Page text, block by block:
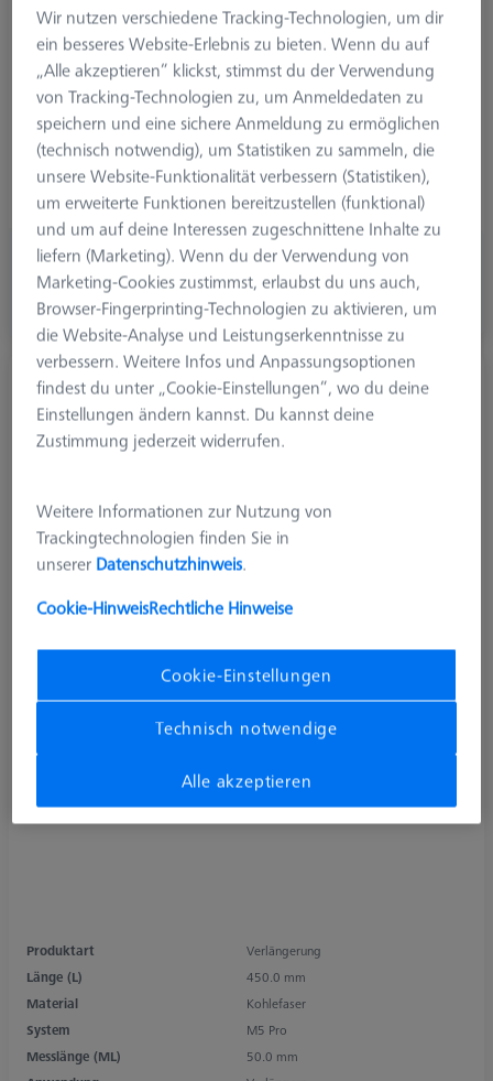
Material
Kohlefaser
System
M5 Pro
Messlänge (ML)
85.0 mm
Anwendung
Verlängern
Ø Grundkörper (DG)
20.0 mm
Breite (B)
11.0 mm
Gewicht
95.0 g
System Out
Kegelaufnahme
CHF 470.00
zzgl. USt.
Auf Bestellung hergestellt
Verlängerung abgesetzt M5 Pro-DG20-L450-
1x-CR
626107-4450-050
Produktart
Verlängerung
Länge (L)
450.0 mm
Material
Kohlefaser
System
M5 Pro
Messlänge (ML)
50.0 mm
Wir nutzen verschiedene Tracking-Technologien, um dir
ein besseres Website-Erlebnis zu bieten. Wenn du auf
„Alle akzeptieren“ klickst, stimmst du der Verwendung
von Tracking-Technologien zu, um Anmeldedaten zu
speichern und eine sichere Anmeldung zu ermöglichen
(technisch notwendig), um Statistiken zu sammeln, die
unsere Website-Funktionalität verbessern (Statistiken),
um erweiterte Funktionen bereitzustellen (funktional)
und um auf deine Interessen zugeschnittene Inhalte zu
liefern (Marketing). Wenn du der Verwendung von
Marketing-Cookies zustimmst, erlaubst du uns auch,
Browser-Fingerprinting-Technologien zu aktivieren, um
die Website-Analyse und Leistungserkenntnisse zu
verbessern. Weitere Infos und Anpassungsoptionen
findest du unter „Cookie-Einstellungen“, wo du deine
Einstellungen ändern kannst. Du kannst deine
Zustimmung jederzeit widerrufen.
Weitere Informationen zur Nutzung von
Trackingtechnologien finden Sie in
unserer Datenschutzhinweis.
Cookie-HinweisRechtliche Hinweise
Cookie-Einstellungen
Technisch notwendige
Alle akzeptieren